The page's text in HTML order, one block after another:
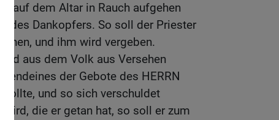
auf dem Altar in Rauch aufgehen
des Dankopfers. So soll der Priester
und ihm wird vergeben.
aus dem Volk aus Versehen
der Gebote des HERRN
und so sich verschuldet
die er getan hat, so soll er zum